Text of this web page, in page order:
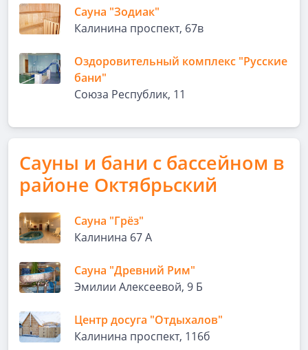
Сауна "Зодиак"
Калинина проспект, 67в
Оздоровительный комплекс "Русские
бани"
Союза Республик, 11
Сауны и бани с бассейном в
районе Октябрьский
Сауна "Грёз"
Калинина 67 А
Сауна "Древний Рим"
Эмилии Алексеевой, 9 Б
Центр досуга "Отдыхалов"
Калинина проспект, 116б